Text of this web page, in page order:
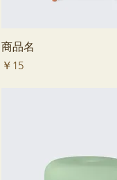
商品名
価格
￥15